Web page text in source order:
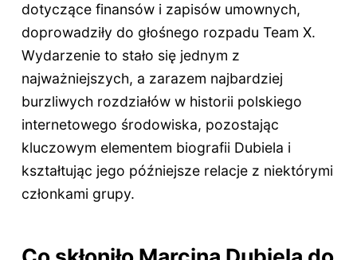
dotyczące finansów i zapisów umownych,
doprowadziły do głośnego rozpadu Team X.
Wydarzenie to stało się jednym z
najważniejszych, a zarazem najbardziej
burzliwych rozdziałów w historii polskiego
internetowego środowiska, pozostając
kluczowym elementem biografii Dubiela i
kształtując jego późniejsze relacje z niektórymi
członkami grupy.